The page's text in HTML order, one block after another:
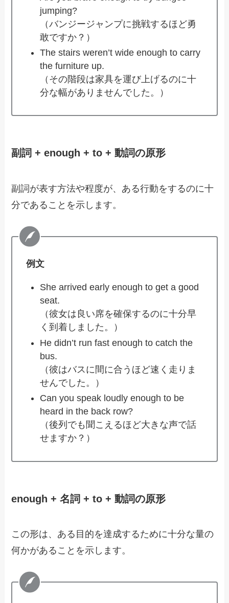
jumping?
（バンジージャンプに挑戦するほど勇
敢ですか？）
The stairs weren’t wide enough to carry
the furniture up.
（その階段は家具を運び上げるのに十
分な幅がありませんでした。）
副詞 + enough + to + 動詞の原形
副詞が表す方法や程度が、ある行動をするのに十
分であることを示します。
例文
She arrived early enough to get a good
seat.
（彼女は良い席を確保するのに十分早
く到着しました。）
He didn’t run fast enough to catch the
bus.
（彼はバスに間に合うほど速く走りま
せんでした。）
Can you speak loudly enough to be
heard in the back row?
（後列でも聞こえるほど大きな声で話
せますか？）
enough + 名詞 + to + 動詞の原形
この形は、ある目的を達成するために十分な量の
何かがあることを示します。